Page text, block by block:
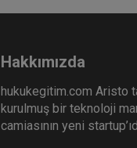
Hakkımızda
hukukegitim.com Aristo
kurulmuş bir teknoloji
camiasının yeni